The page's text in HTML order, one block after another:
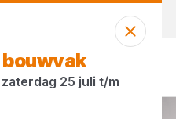
25 juli t/m